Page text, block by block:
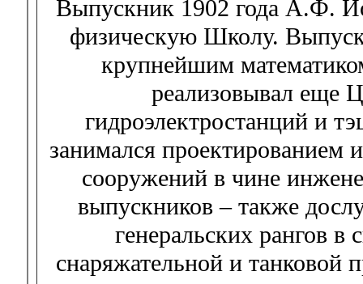
Выпускник 1902 года А.Ф.
физическую Школу.
крупнейшим
реализовывал еще
гидроэлектростанций и
занимался проектированием
сооружений в чине
выпускников – также
генеральских рангов
снаряжательной и